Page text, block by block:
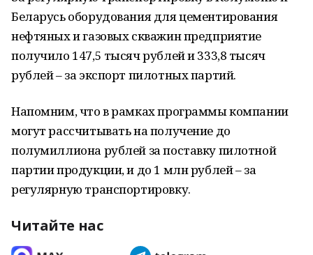
Беларусь оборудования для цементирования
нефтяных и газовых скважин предприятие
получило 147,5 тысяч рублей и 333,8 тысяч
рублей – за экспорт пилотных партий.
Напомним, что в рамках программы компании
могут рассчитывать на получение до
полумиллиона рублей за поставку пилотной
партии продукции, и до 1 млн рублей – за
регулярную транспортировку.
Читайте нас